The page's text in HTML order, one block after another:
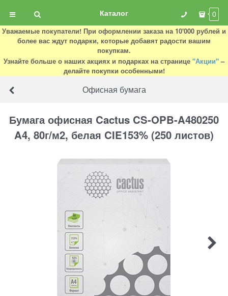
Каталог 0
Уважаемые покупатели! При оформлении заказа на 10'000 рублей и
более вас ждут подарки, которые добавят радости вашим
покупкам.
Узнайте больше о наших акциях и подарках на странице "Акции" –
делайте покупки особенными!
Офисная бумага
Бумага офисная Cactus CS-OPB-A480250
A4, 80г/м2, белая CIE153% (250 листов)